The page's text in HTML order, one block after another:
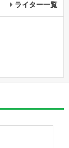
ライター一覧